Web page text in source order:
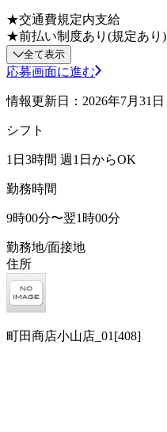
★交通費規定内支給
★前払い制度あり(規定あり)
全て表示
応募画面に進む
情報更新日：2026年7月31日
シフト
1日3時間 週1日からOK
勤務時間
9時00分〜翌1時00分
勤務地/面接地
住所
町田商店小山店_01[408]